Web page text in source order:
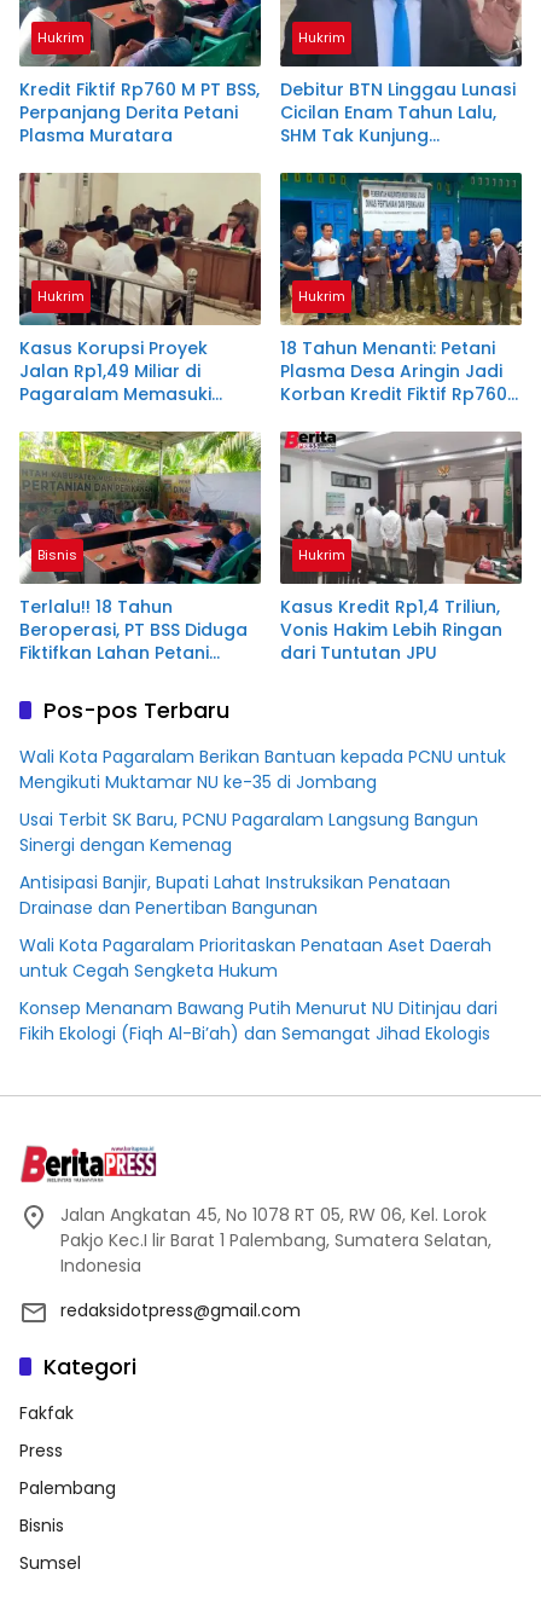
Hukrim
Kredit Fiktif Rp760 M PT BSS,
Perpanjang Derita Petani
Plasma Muratara
Hukrim
Debitur BTN Linggau Lunasi
Cicilan Enam Tahun Lalu,
SHM Tak Kunjung
Hukrim
Kasus Korupsi Proyek
Jalan Rp1,49 Miliar di
Pagaralam Memasuki
Terdakwa Dituntut 2,5
Tahun Penjara
Hukrim
18 Tahun Menanti: Petani
Plasma Desa Aringin Jadi
Korban Kredit Fiktif Rp760
Bisnis
Terlalu!! 18 Tahun
Beroperasi, PT BSS Diduga
Fiktifkan Lahan Petani
Hukrim
Kasus Kredit Rp1,4 Triliun,
Vonis Hakim Lebih Ringan
dari Tuntutan JPU
Pos-pos Terbaru
Wali Kota Pagaralam Berikan Bantuan kepada PCNU untuk
Mengikuti Muktamar NU ke-35 di Jombang
Usai Terbit SK Baru, PCNU Pagaralam Langsung Bangun
Sinergi dengan Kemenag
Antisipasi Banjir, Bupati Lahat Instruksikan Penataan
Drainase dan Penertiban Bangunan
Wali Kota Pagaralam Prioritaskan Penataan Aset Daerah
untuk Cegah Sengketa Hukum
Konsep Menanam Bawang Putih Menurut NU Ditinjau dari
Fikih Ekologi (Fiqh Al-Bi’ah) dan Semangat Jihad Ekologis
Jalan Angkatan 45, No 1078 RT 05, RW 06, Kel. Lorok
Pakjo Kec.I lir Barat 1 Palembang, Sumatera Selatan,
Indonesia
redaksidotpress@gmail.com
Kategori
Fakfak
Press
Palembang
Bisnis
Sumsel